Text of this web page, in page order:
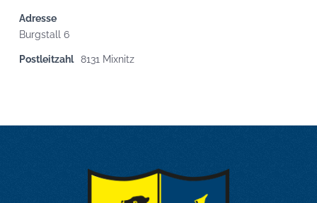
Adresse
Burgstall 6
Postleitzahl 8131 Mixnitz